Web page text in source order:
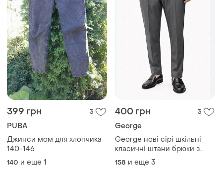
399 грн 3
PUBA
Джинси мом для хлопчика
140-146
400 грн
George нові сірі шкільні
класичні штани брюки з
TOP TOP